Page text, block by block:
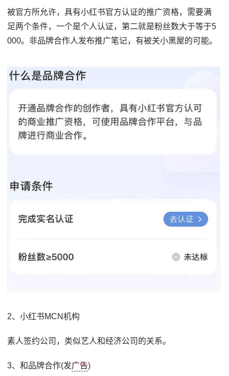
被官方所允许，具有小红书官方认证的推广资格，需要满
足两个条件，一个是个人认证，第二就是粉丝数大于等于5
000。非品牌合作人发布推广笔记，有被关小黑屋的可能。
2、小红书MCN机构
素人签约公司，类似艺人和经济公司的关系。
3、和品牌合作(发广告)